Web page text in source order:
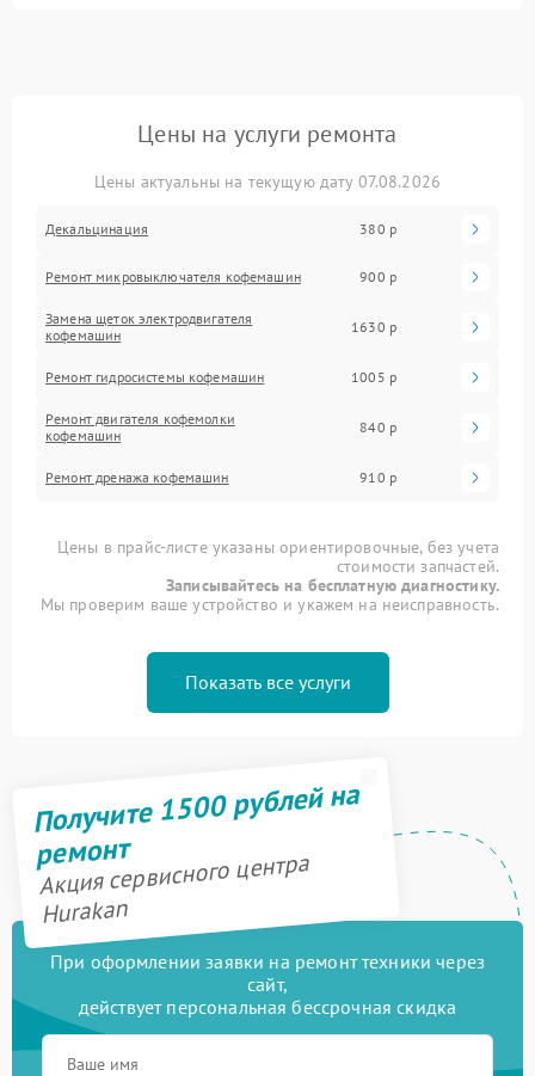
Цены на услуги ремонта
Цены актуальны на текущую дату 07.08.2026
Декальцинация 380 р
Ремонт микровыключателя кофемашин 900 р
Замена щеток электродвигателя
кофемашин
1630 р
Ремонт гидросистемы кофемашин 1005 р
Ремонт двигателя кофемолки
кофемашин
840 р
Ремонт дренажа кофемашин 910 р
Цены в прайс-листе указаны ориентировочные, без учета
стоимости запчастей.
Записывайтесь на бесплатную диагностику.
Мы проверим ваше устройство и укажем на неисправность.
Показать все услуги
Получите 1500 рублей на
ремонт
Акция сервисного центра
Hurakan
При оформлении заявки на ремонт техники через
сайт,
действует персональная бессрочная скидка